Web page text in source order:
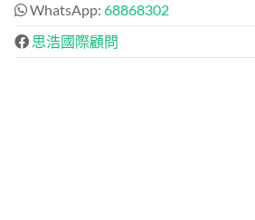
WhatsApp: 68868302
思浩國際顧問